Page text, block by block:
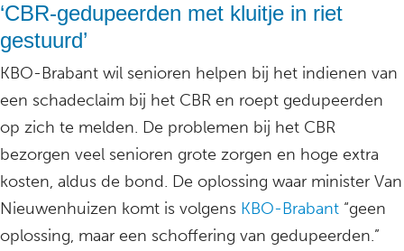
‘CBR-gedupeerden met kluitje in riet
gestuurd’
KBO-Brabant wil senioren helpen bij het indienen van
een schadeclaim bij het CBR en roept gedupeerden
op zich te melden. De problemen bij het CBR
bezorgen veel senioren grote zorgen en hoge extra
kosten, aldus de bond. De oplossing waar minister Van
Nieuwenhuizen komt is volgens KBO-Brabant “geen
oplossing, maar een schoffering van gedupeerden.”